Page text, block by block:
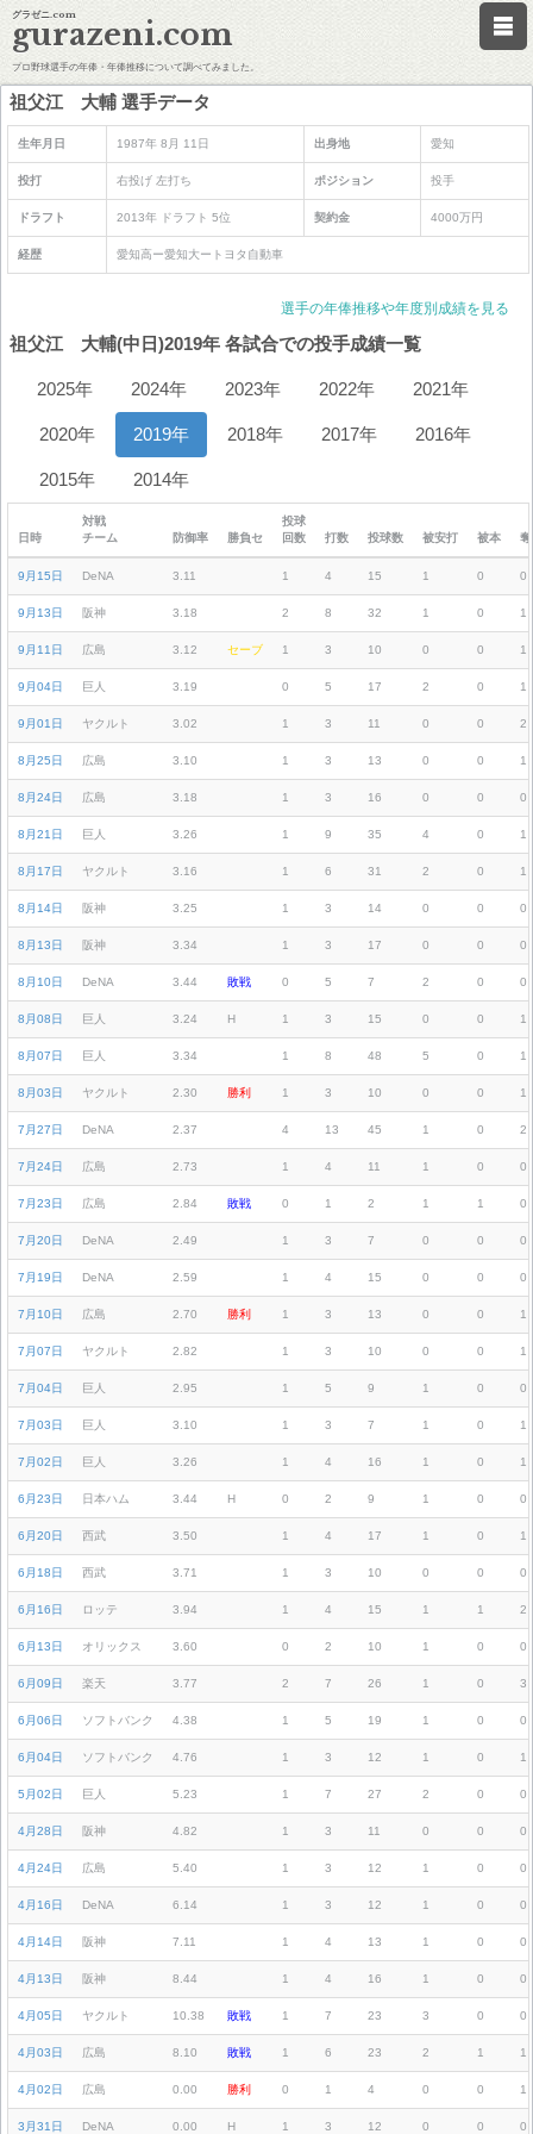
グラゼニ.com
gurazeni.com
プロ野球選手の年俸・年俸推移について調べてみました。
祖父江 大輔 選手データ
生年月日 1987年 8月 11日 出身地 愛知
投打 右投げ 左打ち ポジション 投手
ドラフト 2013年 ドラフト 5位 契約金 4000万円
経歴 愛知高ー愛知大ートヨタ自動車
選手の年俸推移や年度別成績を見る
祖父江 大輔(中日)2019年 各試合での投手成績一覧
2025年 2024年 2023年 2022年 2021年
2020年 2019年 2018年 2017年 2016年
2015年 2014年
日時
対戦
チーム
防御率 勝負セ
投球
回数
打数 投球数 被安打 被本
9月15日 DeNA 3.11 1 4 15 1 0 0
9月13日 阪神 3.18 2 8 32 1 0 1
9月11日 広島 3.12 セーブ 1 3 10 0 0 1
9月04日 巨人 3.19 0 5 17 2 0 1
9月01日 ヤクルト 3.02 1 3 11 0 0 2
8月25日 広島 3.10 1 3 13 0 0 1
8月24日 広島 3.18 1 3 16 0 0 0
8月21日 巨人 3.26 1 9 35 4 0 1
8月17日 ヤクルト 3.16 1 6 31 2 0 1
8月14日 阪神 3.25 1 3 14 0 0 0
8月13日 阪神 3.34 1 3 17 0 0 0
8月10日 DeNA 3.44 敗戦 0 5 7 2 0 0
8月08日 巨人 3.24 H 1 3 15 0 0 1
8月07日 巨人 3.34 1 8 48 5 0 1
8月03日 ヤクルト 2.30 勝利 1 3 10 0 0 1
7月27日 DeNA 2.37 4 13 45 1 0 2
7月24日 広島 2.73 1 4 11 1 0 0
7月23日 広島 2.84 敗戦 0 1 2 1 1 0
7月20日 DeNA 2.49 1 3 7 0 0 0
7月19日 DeNA 2.59 1 4 15 0 0 0
7月10日 広島 2.70 勝利 1 3 13 0 0 1
7月07日 ヤクルト 2.82 1 3 10 0 0 1
7月04日 巨人 2.95 1 5 9 1 0 0
7月03日 巨人 3.10 1 3 7 1 0 1
7月02日 巨人 3.26 1 4 16 1 0 1
6月23日 日本ハム 3.44 H 0 2 9 1 0 0
6月20日 西武 3.50 1 4 17 1 0 1
6月18日 西武 3.71 1 3 10 0 0 0
6月16日 ロッテ 3.94 1 4 15 1 1 2
6月13日 オリックス 3.60 0 2 10 1 0 0
6月09日 楽天 3.77 2 7 26 1 0 3
6月06日 ソフトバンク 4.38 1 5 19 1 0 0
6月04日 ソフトバンク 4.76 1 3 12 1 0 1
5月02日 巨人 5.23 1 7 27 2 0 0
4月28日 阪神 4.82 1 3 11 0 0 0
4月24日 広島 5.40 1 3 12 1 0 0
4月16日 DeNA 6.14 1 3 12 1 0 0
4月14日 阪神 7.11 1 4 13 1 0 0
4月13日 阪神 8.44 1 4 16 1 0 0
4月05日 ヤクルト 10.38 敗戦 1 7 23 3 0 0
4月03日 広島 8.10 敗戦 1 6 23 2 1 1
4月02日 広島 0.00 勝利 0 1 4 0 0 1
3月31日 DeNA 0.00 H 1 3 12 0 0 0